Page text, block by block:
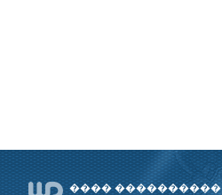
���� ����������